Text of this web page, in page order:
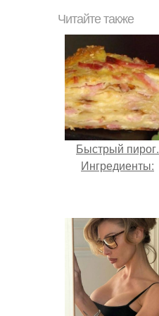
Читайте также
Быстрый пирог.
Ингредиенты: